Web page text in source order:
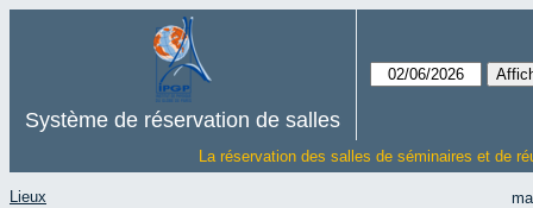
Système de réservation de salles
La réservation des salles de séminaires et de
Lieux